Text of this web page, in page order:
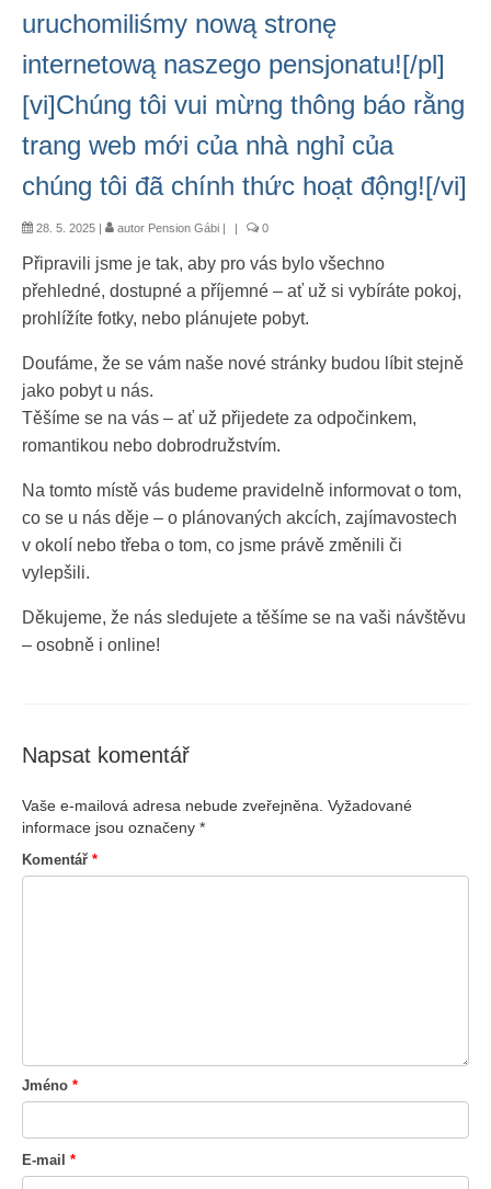
uruchomiliśmy nową stronę
internetową naszego pensjonatu![/pl]
[vi]Chúng tôi vui mừng thông báo rằng
trang web mới của nhà nghỉ của
chúng tôi đã chính thức hoạt động![/vi]
28. 5. 2025 autor Pension Gábi 0
Připravili jsme je tak, aby pro vás bylo všechno
přehledné, dostupné a příjemné – ať už si vybíráte pokoj,
prohlížíte fotky, nebo plánujete pobyt.
Doufáme, že se vám naše nové stránky budou líbit stejně
jako pobyt u nás.
Těšíme se na vás – ať už přijedete za odpočinkem,
romantikou nebo dobrodružstvím.
Na tomto místě vás budeme pravidelně informovat o tom,
co se u nás děje – o plánovaných akcích, zajímavostech
v okolí nebo třeba o tom, co jsme právě změnili či
vylepšili.
Děkujeme, že nás sledujete a těšíme se na vaši návštěvu
– osobně i online!
Napsat komentář
Vaše e-mailová adresa nebude zveřejněna. Vyžadované
informace jsou označeny *
Komentář *
Jméno *
E-mail *